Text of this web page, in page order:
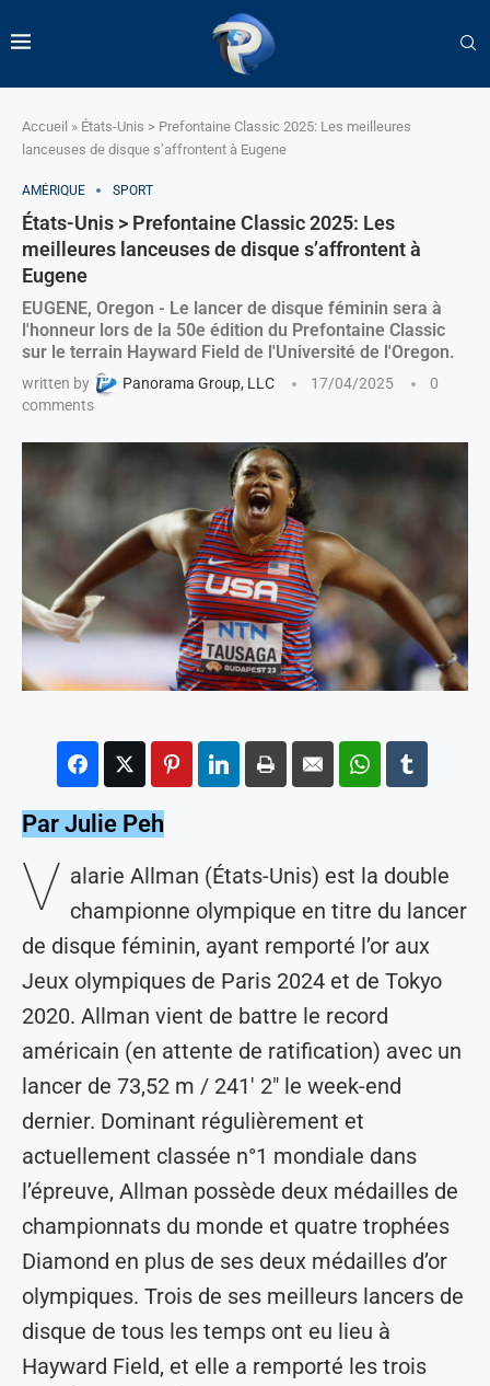
Accueil » États-Unis > Prefontaine Classic 2025: Les meilleures
lanceuses de disque s’affrontent à Eugene
AMÉRIQUE SPORT
États-Unis > Prefontaine Classic 2025: Les
meilleures lanceuses de disque s’affrontent à
Eugene
EUGENE, Oregon - Le lancer de disque féminin sera à
l'honneur lors de la 50e édition du Prefontaine Classic
sur le terrain Hayward Field de l'Université de l'Oregon.
written by Panorama Group, LLC 17/04/2025
0
comments
Par Julie Peh
V alarie Allman (États-Unis) est la double
championne olympique en titre du lancer
de disque féminin, ayant remporté l’or aux
Jeux olympiques de Paris 2024 et de Tokyo
2020. Allman vient de battre le record
américain (en attente de ratification) avec un
lancer de 73,52 m / 241′ 2″ le week-end
dernier. Dominant régulièrement et
actuellement classée n°1 mondiale dans
l’épreuve, Allman possède deux médailles de
championnats du monde et quatre trophées
Diamond en plus de ses deux médailles d’or
olympiques. Trois de ses meilleurs lancers de
disque de tous les temps ont eu lieu à
Hayward Field, et elle a remporté les trois